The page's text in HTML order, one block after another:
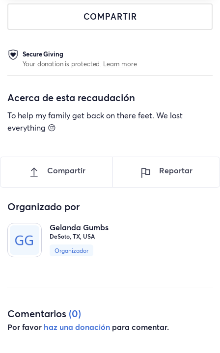
COMPARTIR
Secure Giving
Your donation is protected. Learn more
Acerca de esta recaudación
To help my family get back on there feet. We lost
everything 😔
Compartir Reportar
Organizado por
Gelanda Gumbs
DeSoto, TX, USA
Organizador
Comentarios (0)
Por favor haz una donación para comentar.